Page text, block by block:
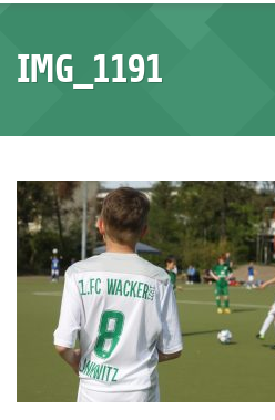
IMG_1191